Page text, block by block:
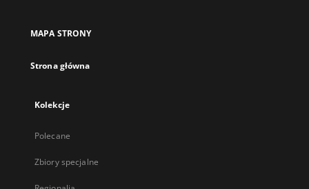
MAPA STRONY
Strona główna
Kolekcje
Polecane
Zbiory specjalne